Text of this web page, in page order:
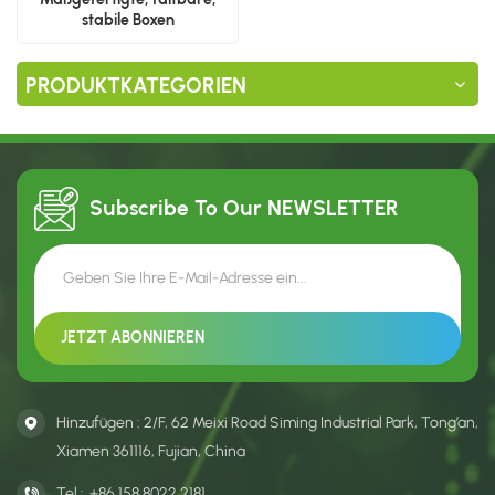
stabile Boxen
PRODUKTKATEGORIEN
Subscribe To Our NEWSLETTER
Hinzufügen : 2/F, 62 Meixi Road Siming Industrial Park, Tong’an,
Xiamen 361116, Fujian, China